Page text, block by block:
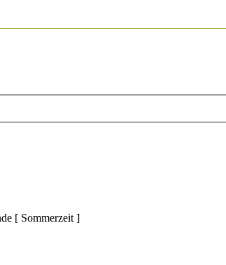
[ Sommerzeit ]